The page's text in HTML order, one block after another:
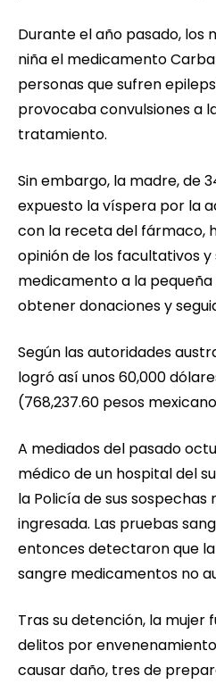
Durante el año pasado, los
niña el medicamento
personas que sufren
provocaba convulsiones a
tratamiento.
Sin embargo, la madre, de
expuesto la víspera por la
con la receta del fármaco,
opinión de los facultativos
medicamento a la
obtener donaciones y
Según las autoridades
logró así unos 60,000
(768,237.60 pesos
A mediados del pasado
médico de un hospital del
la Policía de sus
ingresada. Las pruebas
entonces detectaron que
sangre medicamentos no
Tras su detención, la mujer
delitos por
causar daño, tres de